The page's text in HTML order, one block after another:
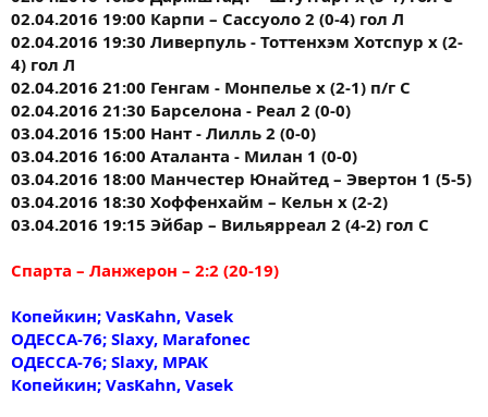
02.04.2016 19:00 Карпи – Сассуоло 2 (0-4) гол Л
02.04.2016 19:30 Ливерпуль - Тоттенхэм Хотспур х (2-
4) гол Л
02.04.2016 21:00 Генгам - Монпелье х (2-1) п/г С
02.04.2016 21:30 Барселона - Реал 2 (0-0)
03.04.2016 15:00 Нант - Лилль 2 (0-0)
03.04.2016 16:00 Аталанта - Милан 1 (0-0)
03.04.2016 18:00 Манчестер Юнайтед – Эвертон 1 (5-5)
03.04.2016 18:30 Хоффенхайм – Кельн х (2-2)
03.04.2016 19:15 Эйбар – Вильярреал 2 (4-2) гол С
Спарта – Ланжерон – 2:2 (20-19)
Копейкин; VasKahn, Vasek
ОДЕССА-76; Slaxy, Marafonec
ОДЕССА-76; Slaxy, МРАК
Копейкин; VasKahn, Vasek